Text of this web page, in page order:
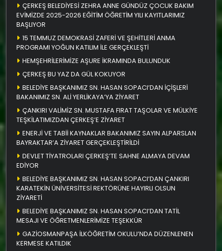
ÇERKEŞ BELEDİYESİ ZEHRA ANNE GÜNDÜZ ÇOCUK BAKIM
EVİMİZDE 2025-2026 EĞİTİM ÖĞRETİM YILI KAYITLARIMIZ
BAŞLIYOR
15 TEMMUZ DEMOKRASİ ZAFERİ VE ŞEHİTLERİ ANMA
PROGRAMI YOĞUN KATILIM İLE GERÇEKLEŞTİ
HEMŞEHRİLERİMİZE AŞURE İKRAMINDA BULUNDUK
ÇERKEŞ BU YAZ DA GÜL KOKUYOR
BELEDİYE BAŞKANIMIZ SN. HASAN SOPACI’DAN İÇİŞLERİ
BAKANIMIZ SN. ALİ YERLİKAYA’YA ZİYARET
ÇANKIRI VALİMİZ SN. MUSTAFA FIRAT TAŞOLAR VE MÜLKİYE
TEŞKİLATIMIZDAN ÇERKEŞ’E ZİYARET
ENERJİ VE TABİİ KAYNAKLAR BAKANIMIZ SAYIN ALPARSLAN
BAYRAKTAR’A ZİYARET GERÇEKLEŞTİRİLDİ
DEVLET TİYATROLARI ÇERKEŞ’TE SAHNE ALMAYA DEVAM
EDİYOR
BELEDİYE BAŞKANIMIZ SN. HASAN SOPACI’DAN ÇANKIRI
KARATEKİN ÜNİVERSİTESİ REKTÖRÜNE HAYIRLI OLSUN
ZİYARETİ
BELEDİYE BAŞKANIMIZ SN. HASAN SOPACI’DAN TATİL
MESAJI VE ÖĞRETMENLERİMİZE TEŞEKKÜR
GAZİOSMANPAŞA İLKÖĞRETİM OKULU’NDA DÜZENLENEN
KERMESE KATILDIK